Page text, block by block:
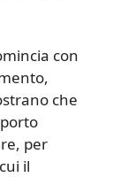
con
che
per
il